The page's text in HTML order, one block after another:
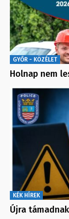
GYŐR - KÖZÉLET
Holnap nem
KÉK HÍREK
Újra